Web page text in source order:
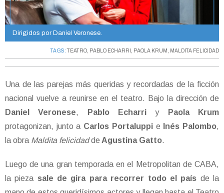
Dirigidos por Daniel Veronese.
TAGS: TEATRO, PABLO ECHARRI , PAOLA KRUM , MALDITA FELICIDAD
Una de las parejas más queridas y recordadas de la ficción
nacional vuelve a reunirse en el teatro. Bajo la dirección de
Daniel Veronese, Pablo Echarriy
Paola Krum
protagonizan, junto a Carlos Portaluppi e Inés Palombo,
la obra Maldita felicidadde Agustina Gatto.
Luego de una gran temporada en el Metropolitan de CABA,
la pieza sale de gira para recorrer todo el país de la